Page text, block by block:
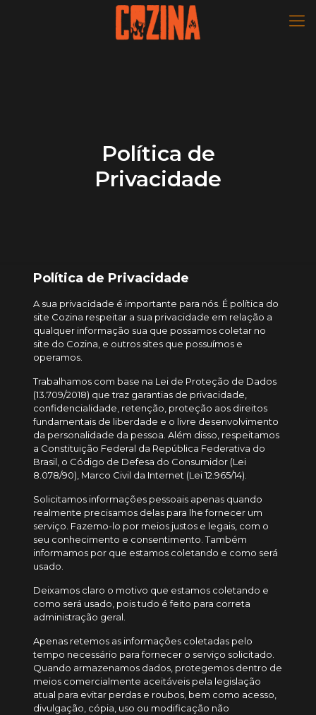
Política de
Privacidade
Política de Privacidade
A sua privacidade é importante para nós. É política do
site Cozina respeitar a sua privacidade em relação a
qualquer informação sua que possamos coletar no
site do Cozina, e outros sites que possuímos e
operamos.
Trabalhamos com base na Lei de Proteção de Dados
(13.709/2018) que traz garantias de privacidade,
confidencialidade, retenção, proteção aos direitos
fundamentais de liberdade e o livre desenvolvimento
da personalidade da pessoa. Além disso, respeitamos
a Constituição Federal da República Federativa do
Brasil, o Código de Defesa do Consumidor (Lei
8.078/90), Marco Civil da Internet (Lei 12.965/14).
Solicitamos informações pessoais apenas quando
realmente precisamos delas para lhe fornecer um
serviço. Fazemo-lo por meios justos e legais, com o
seu conhecimento e consentimento. Também
informamos por que estamos coletando e como será
usado.
Deixamos claro o motivo que estamos coletando e
como será usado, pois tudo é feito para correta
administração geral.
Apenas retemos as informações coletadas pelo
tempo necessário para fornecer o serviço solicitado.
Quando armazenamos dados, protegemos dentro de
meios comercialmente aceitáveis pela legislação
atual ​​para evitar perdas e roubos, bem como acesso,
divulgação, cópia, uso ou modificação não